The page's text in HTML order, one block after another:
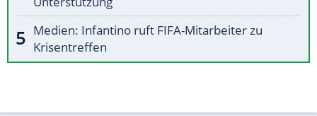
Medien: Infantino ruft FIFA-Mitarbeiter zu
Krisentreffen